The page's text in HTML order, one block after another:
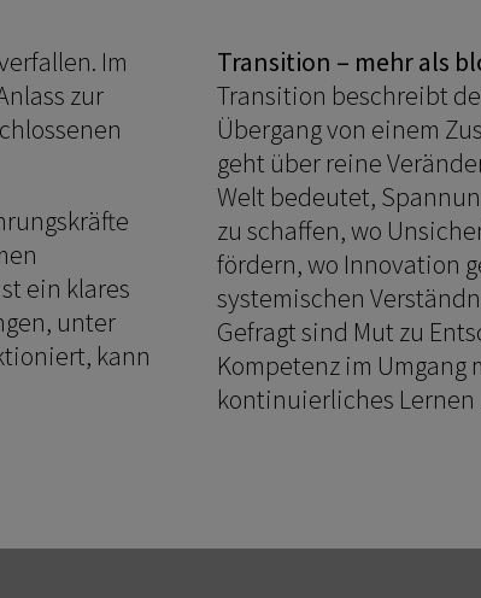
Im
zur
ein klares
unter
kann
Transition – mehr als
Transition beschreibt
Übergang von einem
geht über reine
Welt bedeutet,
zu schaffen, wo
fördern, wo Innovation
systemischen
Gefragt sind Mut zu
Kompetenz im
kontinuierliches